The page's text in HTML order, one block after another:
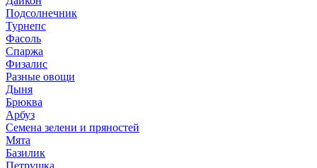
Подсолнечник
Турнепс
Фасоль
Спаржа
Физалис
Разные овощи
Дыня
Брюква
Арбуз
Семена зелени и пряностей
Мята
Базилик
Петрушка